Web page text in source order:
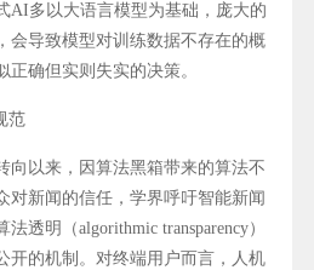
AI多以大语言模型为基础，庞大的
会导致模型对训练数据不存在的概
确但实则失实的决策。
范
以来，因算法黑箱带来的算法不
对新闻的信任，学界呼吁智能新闻
透明（algorithmic transparency）
开的机制。对终端用户而言，人机